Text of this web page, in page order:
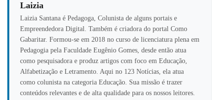
Laizia
Laizia Santana é Pedagoga, Colunista de alguns portais e
Empreendedora Digital. Também é criadora do portal Como
Gabaritar. Formou-se em 2018 no curso de licenciatura plena em
Pedagogia pela Faculdade Eugênio Gomes, desde então atua
como pesquisadora e produz artigos com foco em Educação,
Alfabetização e Letramento. Aqui no 123 Notícias, ela atua
como colunista na categoria Educação. Sua missão é trazer
conteúdos relevantes e de alta qualidade para os nossos leitores.